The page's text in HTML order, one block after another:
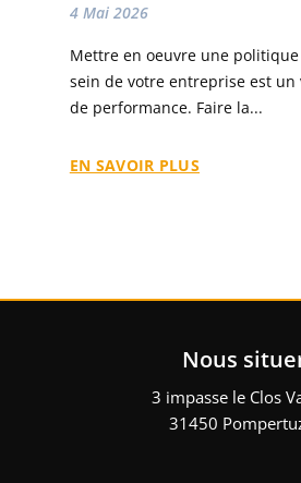
4 Mai 2026
Mettre en oeuvre une
sein de votre entreprise est
de performance. Faire la...
EN SAVOIR PLUS
Nous
3 impasse le Clos
31450